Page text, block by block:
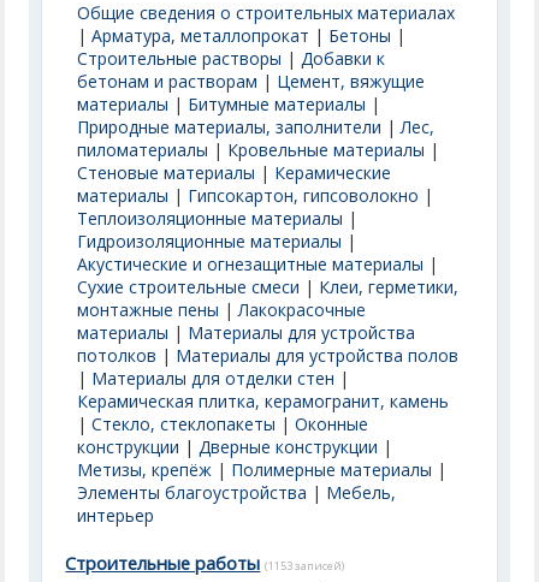
Общие сведения о строительных материалах
|Арматура, металлопрокат | Бетоны |
Строительные растворы |Добавки к
бетонам и растворам | Цемент, вяжущие
материалы | Битумные материалы |
Природные материалы, заполнители |Лес,
пиломатериалы | Кровельные материалы |
Стеновые материалы | Керамические
материалы | Гипсокартон, гипсоволокно |
Теплоизоляционные материалы |
Гидроизоляционные материалы |
Акустические и огнезащитные материалы |
Сухие строительные смеси | Клеи, герметики,
монтажные пены |Лакокрасочные
материалы | Материалы для устройства
потолков | Материалы для устройства полов
| Материалы для отделки стен |
Керамическая плитка, керамогранит, камень
|Стекло, стеклопакеты |Оконные
конструкции |Дверные конструкции |
Метизы, крепёж | Полимерные материалы |
Элементы благоустройства | Мебель,
интерьер
Строительные работы (1153 записей)